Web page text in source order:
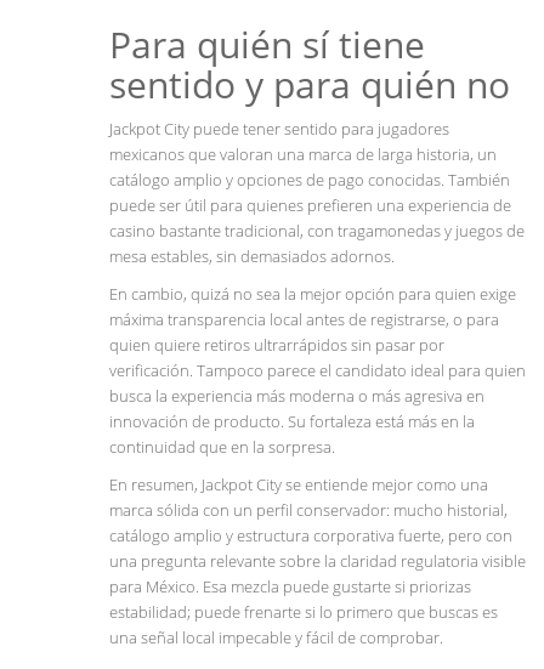
Para quién sí tiene
sentido y para quién no
Jackpot City puede tener sentido para jugadores
mexicanos que valoran una marca de larga historia, un
catálogo amplio y opciones de pago conocidas. También
puede ser útil para quienes prefieren una experiencia de
casino bastante tradicional, con tragamonedas y juegos de
mesa estables, sin demasiados adornos.
En cambio, quizá no sea la mejor opción para quien exige
máxima transparencia local antes de registrarse, o para
quien quiere retiros ultrarrápidos sin pasar por
verificación. Tampoco parece el candidato ideal para quien
busca la experiencia más moderna o más agresiva en
innovación de producto. Su fortaleza está más en la
continuidad que en la sorpresa.
En resumen, Jackpot City se entiende mejor como una
marca sólida con un perfil conservador: mucho historial,
catálogo amplio y estructura corporativa fuerte, pero con
una pregunta relevante sobre la claridad regulatoria visible
para México. Esa mezcla puede gustarte si priorizas
estabilidad; puede frenarte si lo primero que buscas es
una señal local impecable y fácil de comprobar.